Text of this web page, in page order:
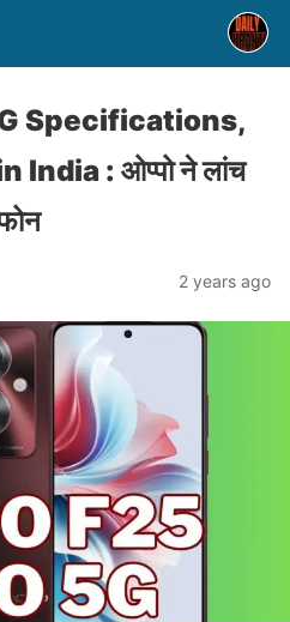
Specifications,
: ओप्पो ने लांच
2 years ago